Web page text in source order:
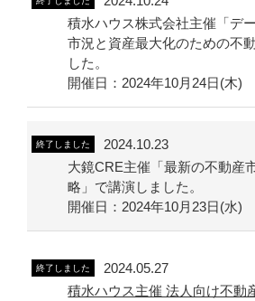
積水ハウス株式会社主催「デ
市況と資産最大化のための不
した。
開催日：2024年10月24日(木)
終了しました
2024.10.23
大鏡CRE主催「最新の不動産
略」で講演しました。
開催日：2024年10月23日(水)
終了しました
2024.05.27
積水ハウス主催 法人向け不動